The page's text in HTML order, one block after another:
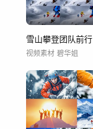
雪山攀登团队前行
视频素材 碧华姐